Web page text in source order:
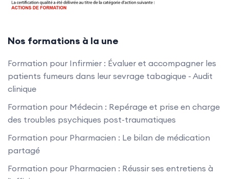
Nos formations à la une
Formation pour Infirmier : Évaluer et accompagner les
patients fumeurs dans leur sevrage tabagique - Audit
clinique
Formation pour Médecin : Repérage et prise en charge
des troubles psychiques post-traumatiques
Formation pour Pharmacien : Le bilan de médication
partagé
Formation pour Pharmacien : Réussir ses entretiens à